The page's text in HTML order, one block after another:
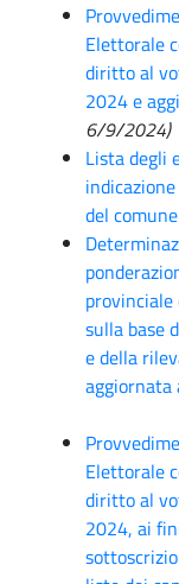
Elettorale
diritto al
2024 e
6/9/2024)
Lista degli
del comune
sulla base
e della
Elettorale
diritto al
2024, ai